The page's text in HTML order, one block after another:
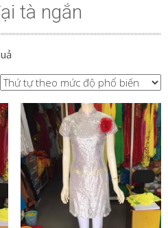
tà ngắn